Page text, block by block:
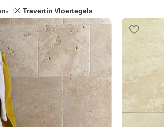
Travertin Vloertegels